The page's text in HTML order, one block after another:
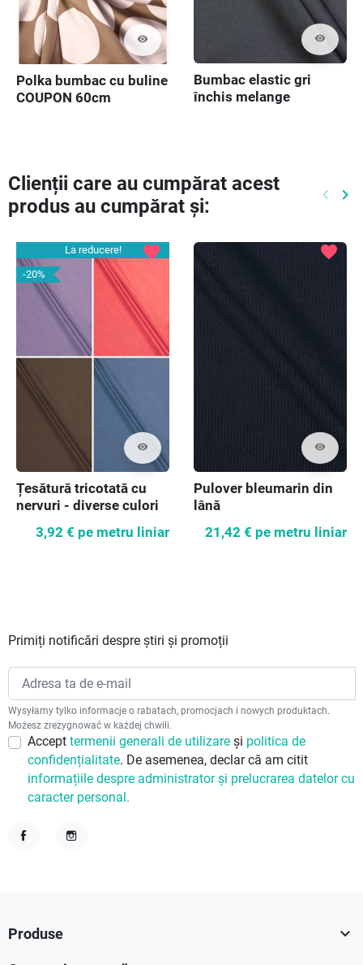
visibility
Polka bumbac cu buline
COUPON 60cm
visibility
Bumbac elastic gri
închis melange
Clienții care au cumpărat acest
produs au cumpărat și:
keyboard_arrow_left keyboard_arrow_right
La reducere!
-20%
visibility
favorite
Țesătură tricotată cu
nervuri - diverse culori
3,92 € pe metru liniar
visibility
favorite
Pulover bleumarin din
lână
21,42 € pe metru liniar
Primiți notificări despre știri și promoții
Wysyłamy tylko informacje o rabatach, promocjach i nowych produktach.
Możesz zrezygnować w każdej chwili.
Accept termenii generali de utilizare și politica de
confidențialitate. De asemenea, declar că am citit
informațiile despre administrator și prelucrarea datelor cu
caracter personal.
Produse 